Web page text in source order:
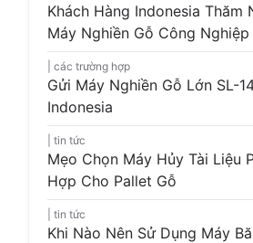
Khách Hàng Indonesia Thăm
Máy Nghiền Gỗ Công Nghiệp
các trường hợp
Gửi Máy Nghiền Gỗ Lớn SL-
Indonesia
tin tức
Mẹo Chọn Máy Hủy Tài Liệu
Hợp Cho Pallet Gỗ
tin tức
Khi Nào Nên Sử Dụng Máy